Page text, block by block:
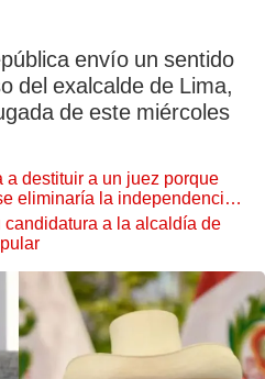
envío un sentido
del exalcalde de Lima,
de este miércoles
a destituir a un juez porque
eliminaría la independencia
a la alcaldía de